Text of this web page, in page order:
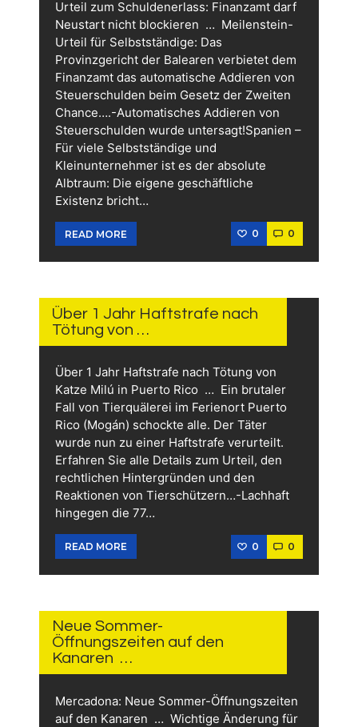
Urteil zum Schuldenerlass: Finanzamt darf
Neustart nicht blockieren … Meilenstein-
Urteil für Selbstständige: Das
Provinzgericht der Balearen verbietet dem
Finanzamt das automatische Addieren von
Steuerschulden beim Gesetz der Zweiten
Chance….-Automatisches Addieren von
Steuerschulden wurde untersagt!Spanien –
Für viele Selbstständige und
Kleinunternehmer ist es der absolute
Albtraum: Die eigene geschäftliche
Existenz bricht…
READ MORE 0 0
2026
Über 1 Jahr Haftstrafe nach
Tötung von …
Über 1 Jahr Haftstrafe nach Tötung von
Katze Milú in Puerto Rico … Ein brutaler
Fall von Tierquälerei im Ferienort Puerto
Rico (Mogán) schockte alle. Der Täter
wurde nun zu einer Haftstrafe verurteilt.
Erfahren Sie alle Details zum Urteil, den
rechtlichen Hintergründen und den
Reaktionen von Tierschützern…-Lachhaft
hingegen die 77…
READ MORE 0 0
Neue Sommer-
Öffnungszeiten auf den
Kanaren …
Mercadona: Neue Sommer-Öffnungszeiten
auf den Kanaren … Wichtige Änderung für